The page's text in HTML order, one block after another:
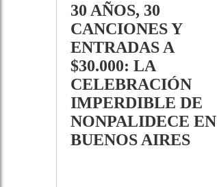
30 AÑOS, 30
CANCIONES Y
ENTRADAS A
$30.000: LA
CELEBRACIÓN
IMPERDIBLE DE
NONPALIDECE EN
BUENOS AIRES